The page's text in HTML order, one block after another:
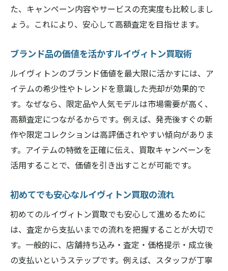
ルイヴィトン買取で査定額が上がる工夫
ブランド品の付属品が買取に与える影響
ブランド品売却時に知るべき査定基準とは
ルイヴィトン買取で注目される状態の重要
性
ブランド品の付属品有無が査定に影響する
理由
査定基準のポイントをルイヴィトン買取で
は
査定士が見るルイヴィトン買取の判断材料
ブランド品買取で信頼できる査定基準を知
ろう
キャンペーン時期に売るメリットをご紹介
た、キャンペーン内容やサービスの充実度も比較しまし
ょう。これにより、安心して高額査定を目指せます。
ブランド品の価値を活かすルイヴィトン買取術
ルイヴィトンのブランド価値を最大限に活かすには、ア
イテムの希少性やトレンドを意識した売却が効果的で
す。なぜなら、限定品や人気モデルは市場需要が高く、
高額査定につながるからです。例えば、発売後すぐの新
作や限定コレクションは高評価されやすい傾向がありま
す。アイテムの特徴を正確に伝え、買取キャンペーンを
活用することで、価値を引き出すことが可能です。
初めてでも安心なルイヴィトン買取の流れ
初めてのルイヴィトン買取でも安心して進めるために
は、査定から支払いまでの流れを把握することが大切で
す。一般的に、店舗持ち込み・査定・価格提示・成立後
の支払いというステップです。例えば、スタッフが丁寧